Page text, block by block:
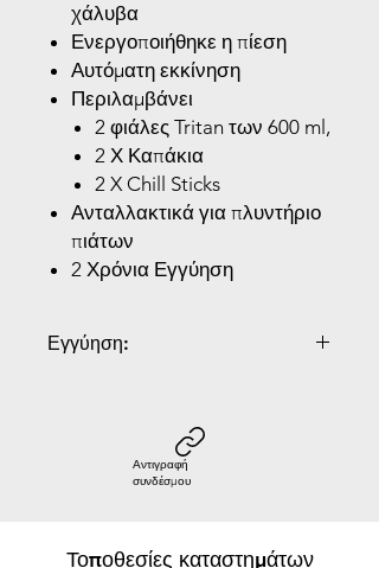
χάλυβα
Ενεργοποιήθηκε η πίεση
Αυτόματη εκκίνηση
Περιλαμβάνει
2 φιάλες Tritan των 600 ml,
2 Χ Καπάκια
2 X Chill Sticks
Ανταλλακτικά για πλυντήριο
πιάτων
2 Χρόνια Εγγύηση
Εγγύηση:
Αντιγραφή
συνδέσμου
Τοποθεσίες καταστημάτων